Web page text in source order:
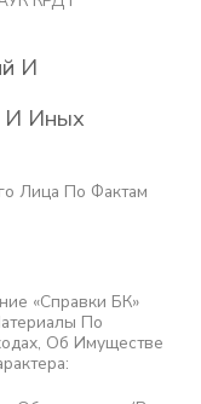
И
И Иных
Лица По Фактам
«Справки БК»
По
Об Имуществе